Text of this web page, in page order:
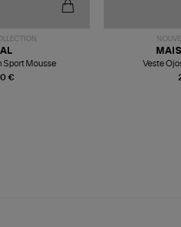
€
Sport Mousse
Veste